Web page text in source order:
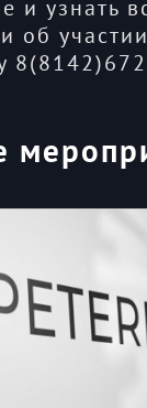
и узнать
об